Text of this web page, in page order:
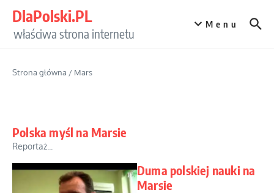
DlaPolski.PL
właściwa strona internetu
Menu
Strona główna / Mars
Polska myśl na Marsie
Reportaż...
Duma polskiej nauki na
Marsie